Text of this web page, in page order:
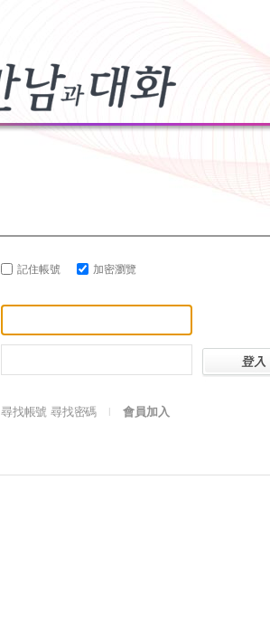
記住帳號 加密瀏覽
尋找帳號 尋找密碼 會員加入